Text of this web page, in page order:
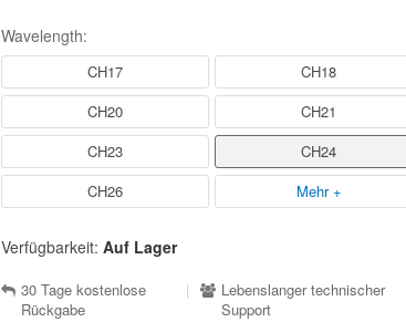
Wavelength:
CH17 CH18
CH20
CH21
CH23
CH24
CH26
Mehr +
Verfügbarkeit: Auf Lager
30 Tage kostenlose
Rückgabe
|
Lebenslanger technischer
Support